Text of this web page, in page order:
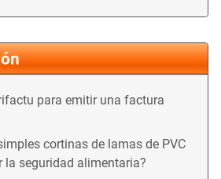
para emitir una factura
cortinas de lamas de PVC
la seguridad alimentaria?